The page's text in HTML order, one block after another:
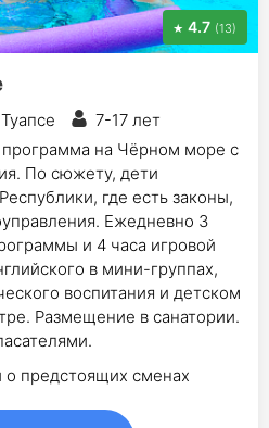
4.7 (13)
7-17 лет
на Чёрном море с
По сюжету, дети
где есть законы,
Ежедневно 3
и 4 часа игровой
в мини-группах,
воспитания и детском
Размещение в санатории.
предстоящих сменах